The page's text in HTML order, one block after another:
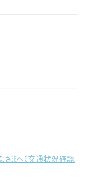
まへ（交通状況確認